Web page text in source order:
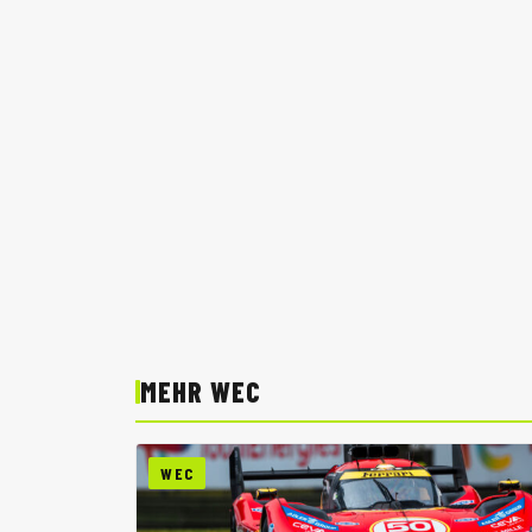
MEHR WEC
WEC